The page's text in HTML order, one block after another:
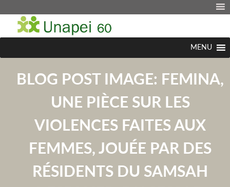
MENU
BLOG POST IMAGE: FEMINA,
UNE PIÈCE SUR LES
VIOLENCES FAITES AUX
FEMMES, JOUÉE PAR DES
RÉSIDENTS DU SAMSAH